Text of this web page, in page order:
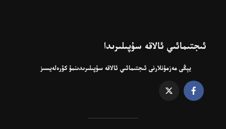
ئىجتىمائىي ئالاقە سۇپىلىرىدا
يېڭى مەزمۇنلارنى ئىجتىمائىي ئالاقە سۇپىلىرىدىنمۇ كۆرەلەيسىز